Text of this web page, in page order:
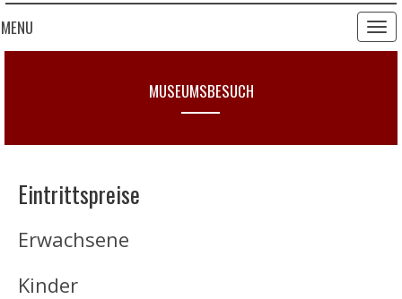
MENU
MUSEUMSBESUCH
Eintrittspreise
Erwachsene
Kinder